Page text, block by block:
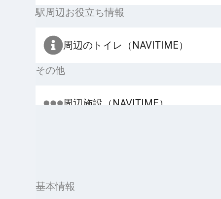
駅周辺お役立ち情報
周辺のトイレ（NAVITIME）
その他
周辺施設（NAVITIME）
基本情報